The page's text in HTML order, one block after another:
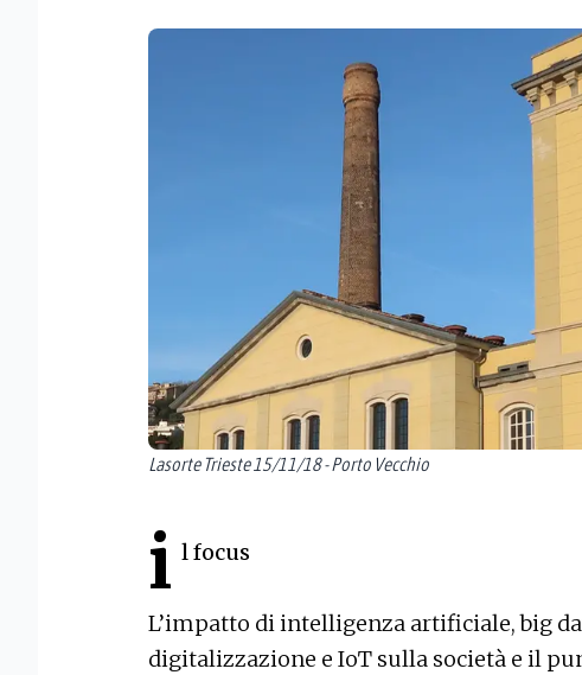
Lasorte Trieste 15/11/18 - Porto Vecchio
i l focus
L’impatto di intelligenza artificiale, big
digitalizzazione e IoT sulla società e il